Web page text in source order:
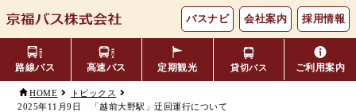
バスナビ 会社案内 採用情報
路線バス 高速バス 定期観光 貸切バス ご利用案内
HOME
トピックス
2025年11月9日 「越前大野駅」迂回運行について